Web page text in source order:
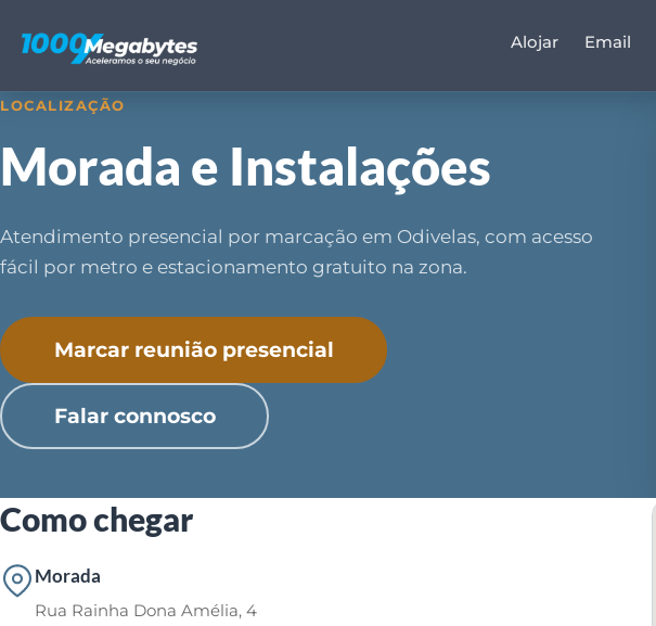
Alojar Email
LOCALIZAÇÃO
Morada e Instalações
Atendimento presencial por marcação em Odivelas, com acesso
fácil por metro e estacionamento gratuito na zona.
Marcar reunião presencial
Falar connosco
Como chegar
Morada
Rua Rainha Dona Amélia, 4